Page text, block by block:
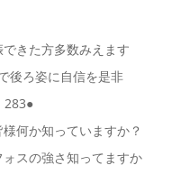
きた方多数みえます
後ろ姿に自信を是非
何か知っていますか？
スの強さ知ってますか